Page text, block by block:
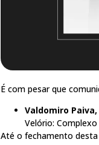
É com pesar que
Valdomiro Paiva,
Velório: Complexo
Até o fechamento